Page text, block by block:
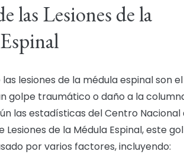
las Lesiones de la
lesiones de la médula espinal son el
golpe traumático o daño a la
las estadísticas del Centro Nacional
Lesiones de la Médula Espinal, este
por varios factores, incluyendo: